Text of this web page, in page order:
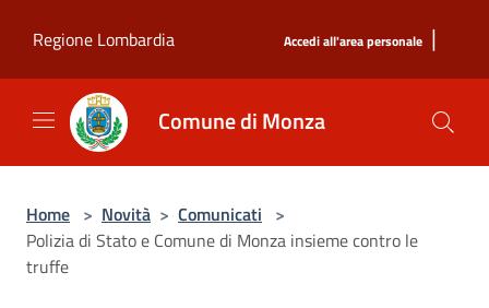
Regione Lombardia
Accedi all'area personale |
Comune di Monza
Home > Novità > Comunicati >
Polizia di Stato e Comune di Monza insieme contro le
truffe